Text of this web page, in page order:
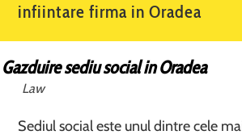
infiintare firma in Oradea
Gazduire sediu social in Oradea
Law
Sediul social este unul dintre cele